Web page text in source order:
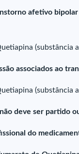
afetivo
(substância
associados ao
(substância
deve ser partido
do